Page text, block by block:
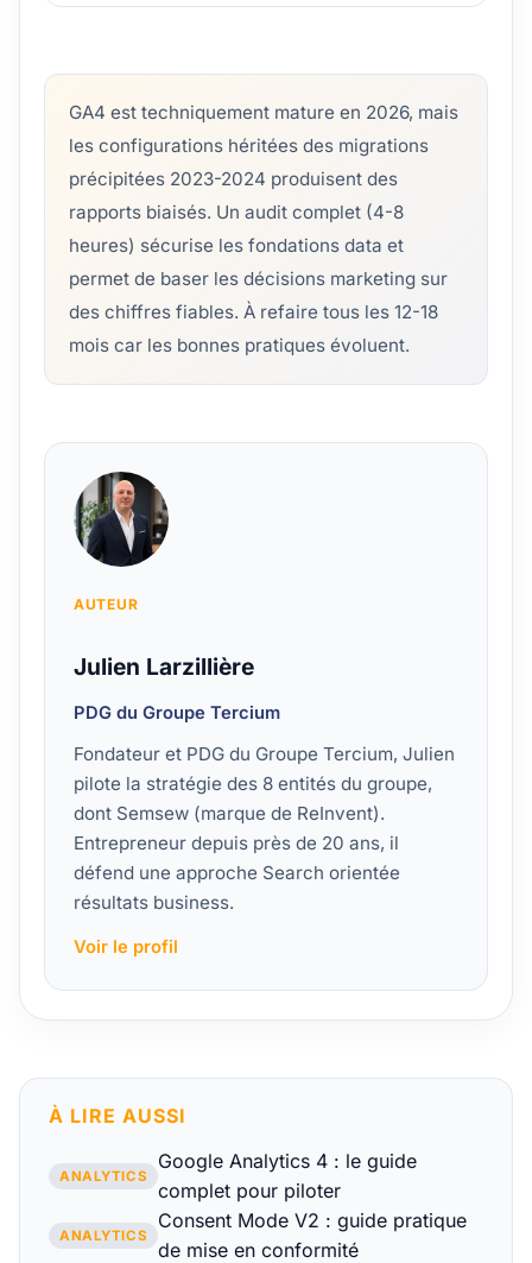
GA4 est techniquement mature en 2026, mais
les configurations héritées des migrations
précipitées 2023-2024 produisent des
rapports biaisés. Un audit complet (4-8
heures) sécurise les fondations data et
permet de baser les décisions marketing sur
des chiffres fiables. À refaire tous les 12-18
mois car les bonnes pratiques évoluent.
AUTEUR
Julien Larzillière
PDG du Groupe Tercium
Fondateur et PDG du Groupe Tercium, Julien
pilote la stratégie des 8 entités du groupe,
dont Semsew (marque de ReInvent).
Entrepreneur depuis près de 20 ans, il
défend une approche Search orientée
résultats business.
Voir le profil
À LIRE AUSSI
ANALYTICS
Google Analytics 4 : le guide
complet pour piloter
ANALYTICS
Consent Mode V2 : guide pratique
de mise en conformité